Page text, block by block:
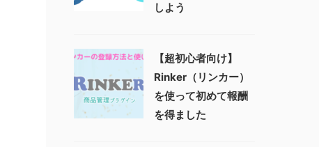
しよう
【超初心者向け】
Rinker（リンカー）
を使って初めて報酬
を得ました